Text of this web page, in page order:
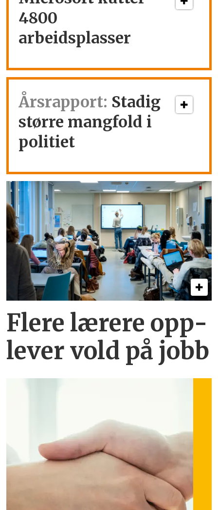
4800
arbeidsplasser
Årsrapport: Stadig
større mangfold i
politiet
Flere lærere opp­
lever vold på jobb